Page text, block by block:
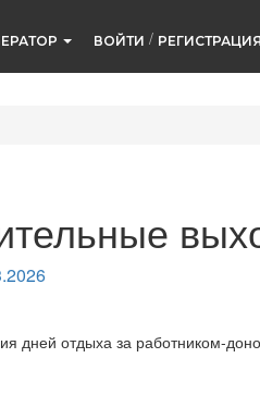
ВОЙТИ / РЕГИСТРАЦИЯ
дней отдыха за работником-